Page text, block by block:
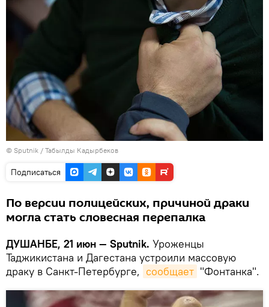
© Sputnik / Табылды Кадырбеков
Подписаться
По версии полицейских, причиной драки
могла стать словесная перепалка
ДУШАНБЕ, 21 июн — Sputnik. Уроженцы
Таджикистана и Дагестана устроили массовую
драку в Санкт-Петербурге, сообщает "Фонтанка".